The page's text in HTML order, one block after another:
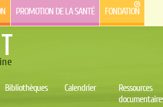
PROMOTION DE LA SANTÉ FONDATION
Bibliothèques Calendrier
Ressources